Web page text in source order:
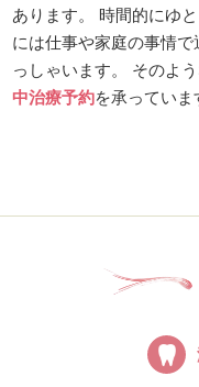
あります。 時間的にゆ
には仕事や家庭の事情
っしゃいます。 そのよ
中治療予約を承っていま